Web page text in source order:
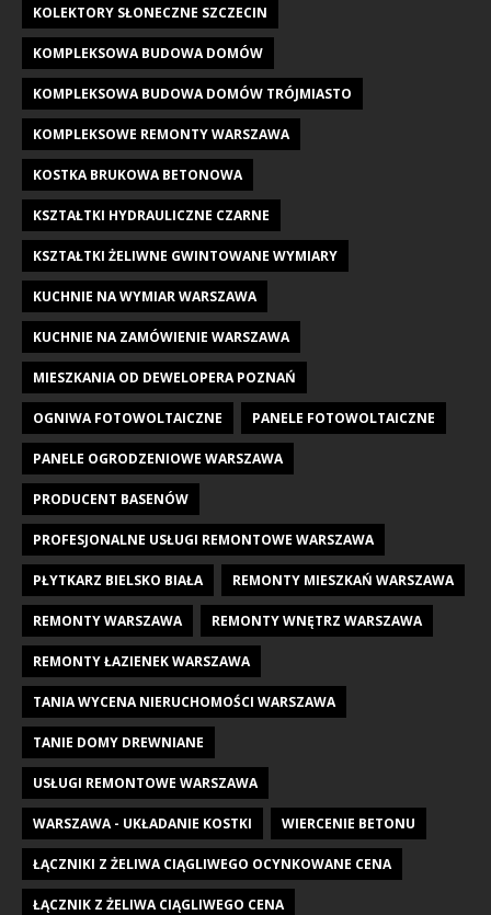
KOLEKTORY SŁONECZNE SZCZECIN
KOMPLEKSOWA BUDOWA DOMÓW
KOMPLEKSOWA BUDOWA DOMÓW TRÓJMIASTO
KOMPLEKSOWE REMONTY WARSZAWA
KOSTKA BRUKOWA BETONOWA
KSZTAŁTKI HYDRAULICZNE CZARNE
KSZTAŁTKI ŻELIWNE GWINTOWANE WYMIARY
KUCHNIE NA WYMIAR WARSZAWA
KUCHNIE NA ZAMÓWIENIE WARSZAWA
MIESZKANIA OD DEWELOPERA POZNAŃ
OGNIWA FOTOWOLTAICZNE PANELE FOTOWOLTAICZNE
PANELE OGRODZENIOWE WARSZAWA
PRODUCENT BASENÓW
PROFESJONALNE USŁUGI REMONTOWE WARSZAWA
PŁYTKARZ BIELSKO BIAŁA REMONTY MIESZKAŃ WARSZAWA
REMONTY WARSZAWA REMONTY WNĘTRZ WARSZAWA
REMONTY ŁAZIENEK WARSZAWA
TANIA WYCENA NIERUCHOMOŚCI WARSZAWA
TANIE DOMY DREWNIANE
USŁUGI REMONTOWE WARSZAWA
WARSZAWA - UKŁADANIE KOSTKI WIERCENIE BETONU
ŁĄCZNIKI Z ŻELIWA CIĄGLIWEGO OCYNKOWANE CENA
ŁĄCZNIK Z ŻELIWA CIĄGLIWEGO CENA